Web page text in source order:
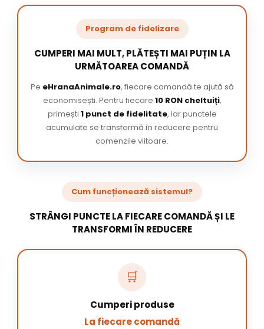
Program de fidelizare
CUMPERI MAI MULT, PLĂTEȘTI MAI PUȚIN LA
URMĂTOAREA COMANDĂ
Pe eHranaAnimale.ro, fiecare comandă te ajută să
economisești. Pentru fiecare 10 RON cheltuiți,
primești 1 punct de fidelitate, iar punctele
acumulate se transformă în reducere pentru
comenzile viitoare.
Cum funcționează sistemul?
STRÂNGI PUNCTE LA FIECARE COMANDĂ ȘI LE
TRANSFORMI ÎN REDUCERE
🛒
Cumperi produse
La fiecare comandă